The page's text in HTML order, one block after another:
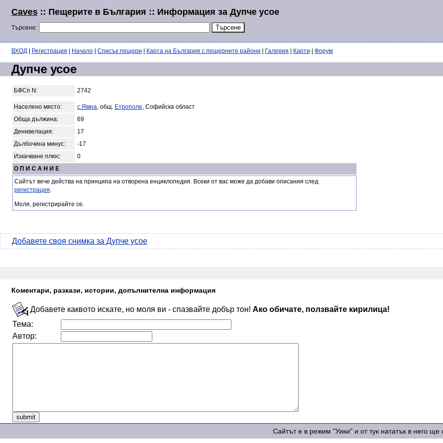
Caves :: Пещерите в България :: Информация за Дупче усое
Търсене:
ВХОД Регистрация Начало Списък пещери Карта на България с пещерните райони Галерия Карти Форум
Дупче усое
БФСп N: 2742
Населено място: с.Ямна, общ. Етрополе, Софийска област
Обща дължина:
69
Денивелация:
17
Дълбочина минус:
-17
Изкачване плюс:
0
О П И С А Н И Е
Сайтът вече действа на принципа на отворена енциклопедия. Всеки от вас може да добави описания след
регистрация.
Моля, регистрирайте се.
Добавете своя снимка за Дупче усое
Коментари, разкази, истории, допълнителна информация
Добавете каквото искате, но моля ви - спазвайте добър тон! Ако обичате, ползвайте кирилица!
Тема:
Автор:
Сайтът е в режим "Уики" и от тук нататък в него